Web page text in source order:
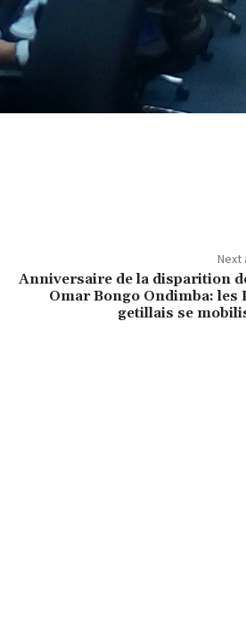
Next
Anniversaire de la disparition
Omar Bongo Ondimba: les
getillais se